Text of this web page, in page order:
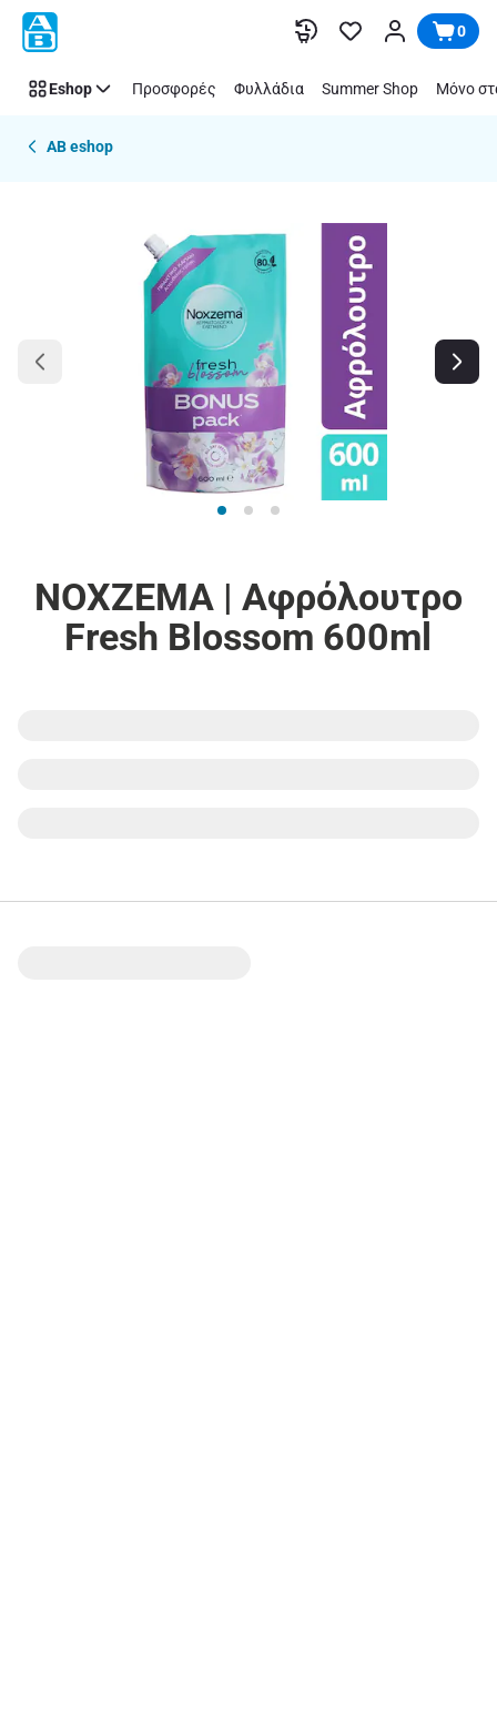
Παράλειψη 0
Eshop Προσφορές Φυλλάδια Summer Shop Μόνο
AB eshop
NOXZEMA | Αφρόλουτρο
Fresh Blossom 600ml